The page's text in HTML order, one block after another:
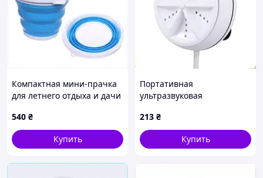
Компактная мини-прачка
для летнего отдыха и дачи
540 ₴
Купить
Портативная
ультразвуковая
Ultrasonic с мини-USB Mini
Wash
213 ₴
Купить